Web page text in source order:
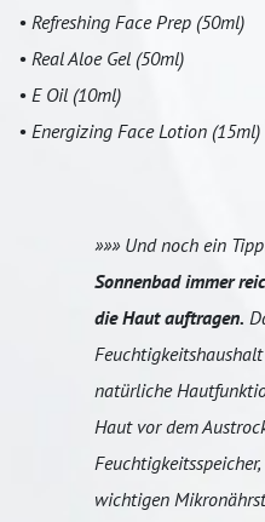
• Refreshing Face Prep (50ml)
• Real Aloe Gel (50ml)
• E Oil (10ml)
• Energizing Face Lotion (15ml)
»»» Und noch ein
Sonnenbad immer
die Haut auftragen.
natürliche
Haut vor dem
wichtigen